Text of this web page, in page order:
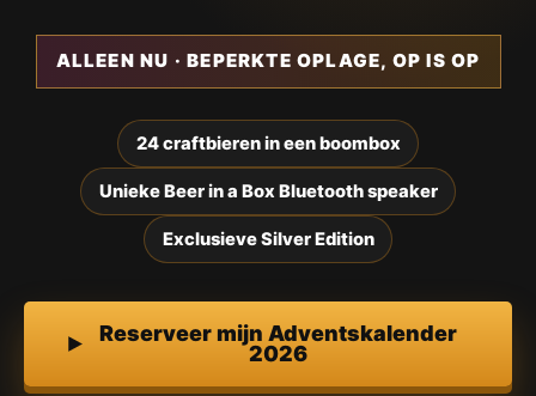
ALLEEN NU · BEPERKTE OPLAGE, OP IS OP
24 craftbieren in een boombox
Unieke Beer in a Box Bluetooth speaker
Exclusieve Silver Edition
Reserveer mijn Adventskalender
2026